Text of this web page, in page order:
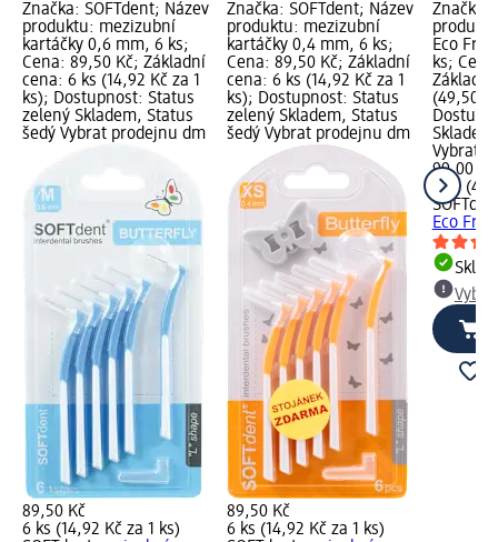
Značka: SOFTdent; Název
produktu: mezizubní
kartáčky 0,6 mm, 6 ks;
Cena: 89,50 Kč; Základní
cena: 6 ks (14,92 Kč za 1
ks); Dostupnost: Status
zelený Skladem, Status
šedý Vybrat prodejnu dm
89,50 Kč
6 ks (14,92 Kč za 1 ks)
Značka: SOFTdent; Název
produktu: mezizubní
kartáčky 0,4 mm, 6 ks;
Cena: 89,50 Kč; Základní
cena: 6 ks (14,92 Kč za 1
ks); Dostupnost: Status
zelený Skladem, Status
šedý Vybrat prodejnu dm
89,50 Kč
6 ks (14,92 Kč za 1 ks)
Značka:
Eco
ks;
(49,50
Vybrat
99,00 Kč
2 ks
Eco